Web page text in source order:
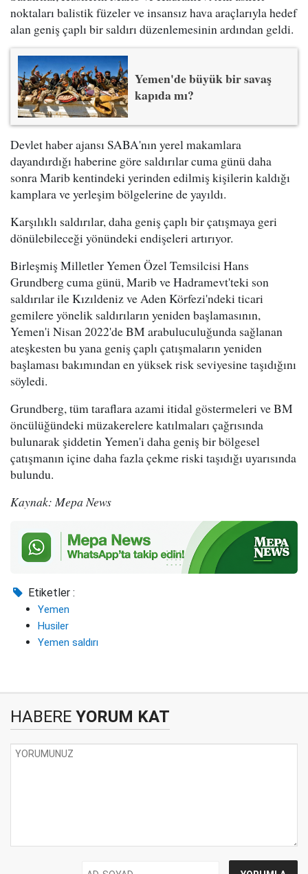
noktaları balistik füzeler ve insansız hava araçlarıyla hedef
alan geniş çaplı bir saldırı düzenlemesinin ardından geldi.
Yemen'de büyük bir savaş
kapıda mı?
Devlet haber ajansı SABA'nın yerel makamlara
dayandırdığı haberine göre saldırılar cuma günü daha
sonra Marib kentindeki yerinden edilmiş kişilerin kaldığı
kamplara ve yerleşim bölgelerine de yayıldı.
Karşılıklı saldırılar, daha geniş çaplı bir çatışmaya geri
dönülebileceği yönündeki endişeleri artırıyor.
Birleşmiş Milletler Yemen Özel Temsilcisi Hans
Grundberg cuma günü, Marib ve Hadramevt'teki son
saldırılar ile Kızıldeniz ve Aden Körfezi'ndeki ticari
gemilere yönelik saldırıların yeniden başlamasının,
Yemen'i Nisan 2022'de BM arabuluculuğunda sağlanan
ateşkesten bu yana geniş çaplı çatışmaların yeniden
başlaması bakımından en yüksek risk seviyesine taşıdığını
söyledi.
Grundberg, tüm taraflara azami itidal göstermeleri ve BM
öncülüğündeki müzakerelere katılmaları çağrısında
bulunarak şiddetin Yemen'i daha geniş bir bölgesel
çatışmanın içine daha fazla çekme riski taşıdığı uyarısında
bulundu.
Kaynak: Mepa News
Etiketler :
Yemen
Husiler
Yemen saldırı
HABERE YORUM KAT